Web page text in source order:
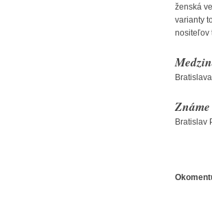
ženská
varianty
nositeľov
Bratislava
Bratislav